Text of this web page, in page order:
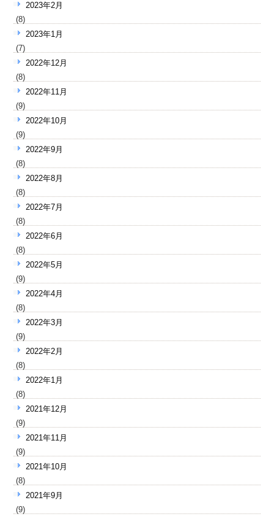
2023年2月
(8)
2023年1月
(7)
2022年12月
(8)
2022年11月
(9)
2022年10月
(9)
2022年9月
(8)
2022年8月
(8)
2022年7月
(8)
2022年6月
(8)
2022年5月
(9)
2022年4月
(8)
2022年3月
(9)
2022年2月
(8)
2022年1月
(8)
2021年12月
(9)
2021年11月
(9)
2021年10月
(8)
2021年9月
(9)